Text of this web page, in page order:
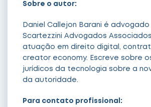
Sobre o autor:
Daniel Callejon Barani é advogado
Scartezzini Advogados
atuação em direito digital,
creator economy. Escreve sobre
jurídicos da tecnologia sobre a
da autoridade.
Para contato profissional: